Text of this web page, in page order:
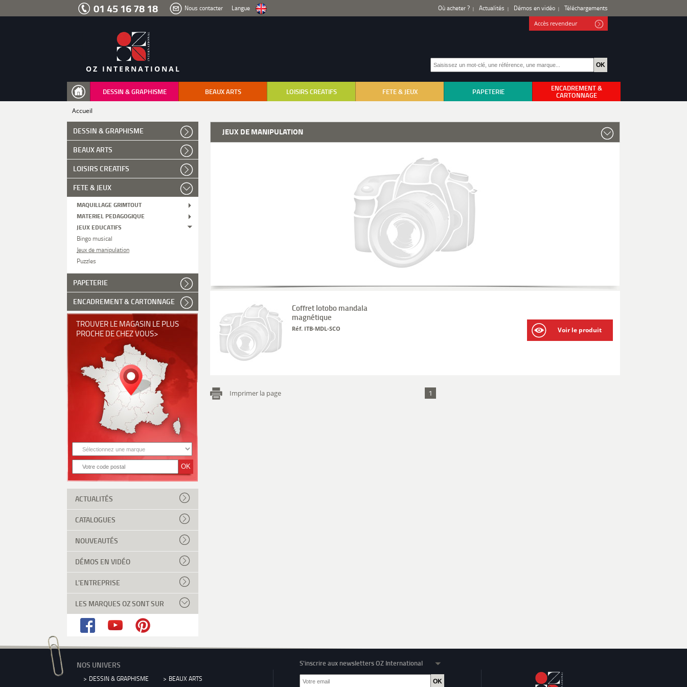
menu
01 45 16 78 18 Nous contacter Langue Où acheter ? Actualités Démos en vidéo Téléchargements
OZ INTERNATIONAL
Accès revendeur
DESSIN & GRAPHISME BEAUX ARTS LOISIRS CREATIFS FETE & JEUX PAPETERIE ENCADREMENT &
CARTONNAGE
Accueil
DESSIN & GRAPHISME
BEAUX ARTS
LOISIRS CREATIFS
FETE & JEUX
MAQUILLAGE GRIMTOUT
MATERIEL PEDAGOGIQUE
JEUX EDUCATIFS
Bingo musical
Jeux de manipulation
Puzzles
PAPETERIE
ENCADREMENT & CARTONNAGE
TROUVER LE MAGASIN LE PLUS
PROCHE DE CHEZ VOUS>
ACTUALITÉS
CATALOGUES
NOUVEAUTÉS
DÉMOS EN VIDÉO
L'ENTREPRISE
LES MARQUES OZ SONT SUR
JEUX DE MANIPULATION
Coffret Iotobo mandala
magnétique
Réf. ITB-MDL-SCO Voir le produit
Imprimer la page 1
NOS UNIVERS
DESSIN & GRAPHISME
BEAUX ARTS
S'inscrire aux newsletters OZ International